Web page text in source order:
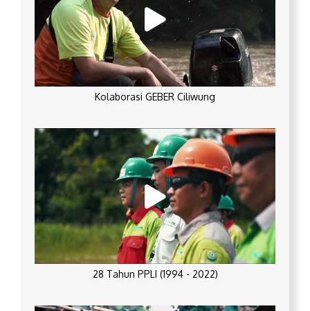
Kolaborasi GEBER Ciliwung
28 Tahun PPLI (1994 - 2022)